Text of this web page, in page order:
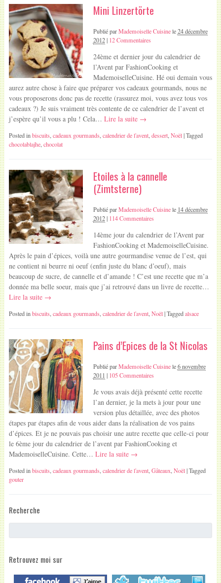
Mini Linzertörte
Publié parMademoiselle Cuisinele24 décembre
2012| 12 Commentaires
24ème et dernier jour du calendrier de
l’Avent par FashionCooking et
MademoiselleCuisine. Hé oui demain vous
aurez autre chose à faire que préparer vos cadeaux gourmands, nous ne
vous proposerons donc pas de recette (rassurez moi, vous avez tous vos
cadeaux ?) Je suis vraiment très contente de ce calendrier de l’avent et
j’espère qu’il vous a plu ! Cela… Lire la suite →
Posted inbiscuits, cadeaux gourmands, calendrier de l'avent, dessert, Noël | Tagged
chocolablajhe, chocolat
Etoiles à la cannelle
(Zimtsterne)
Publié parMademoiselle Cuisinele 14 décembre
2012| 114 Commentaires
14ème jour du calendrier de l’Avent par
FashionCooking et MademoiselleCuisine.
Après le pain d’épices, voilà une autre gourmandise venue de l’est, qui
ne contient ni beurre ni oeuf (enfin juste du blanc d’oeuf), mais
beaucoup de sucre, de cannelle et d’amande ! C’est une recette que m’a
donnée ma belle soeur, mais que j’ai retrouvé dans un livre de recette…
Lire la suite →
Posted inbiscuits, cadeaux gourmands, calendrier de l'avent, Noël | Taggedalsace
Pains d’Epices de la St Nicolas
Publié parMademoiselle Cuisinele6 novembre
2011 | 105 Commentaires
Je vous avais déjà présenté cette recette
l’an dernier, je la mets à jour pour une
version plus détaillée, avec des photos
étapes par étapes afin de vous aider dans la réalisation de vos pains
d’épices. Et je ne pouvais pas choisir une autre recette que celle-ci pour
le 6ème jour du calendrier de l’avent par FashionCooking et
MademoiselleCuisine. Cette… Lire la suite →
Posted inbiscuits, cadeaux gourmands, calendrier de l'avent, Gâteaux, Noël | Tagged
gouter
Recherche
Retrouvez moi sur